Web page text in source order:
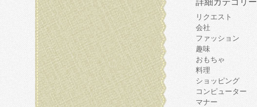
詳細カテゴリー
リクエスト
会社
ファッション
趣味
おもちゃ
料理
ショッピング
コンピューター
マナー